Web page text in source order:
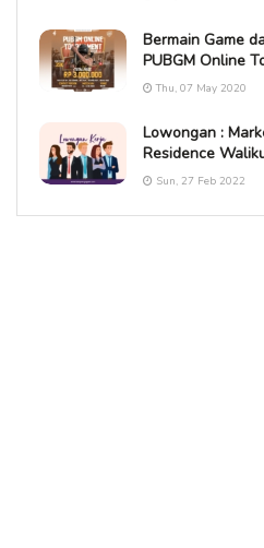
Bermain Game
PUBGM Online
Thu, 07 May 2020
Lowongan :
Residence
Sun, 27 Feb 2022